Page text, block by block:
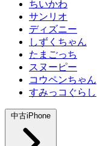
ちいかわ
サンリオ
ディズニー
しずくちゃん
たまごっち
スヌーピー
コウペンちゃん
すみっコぐらし
中古iPhone